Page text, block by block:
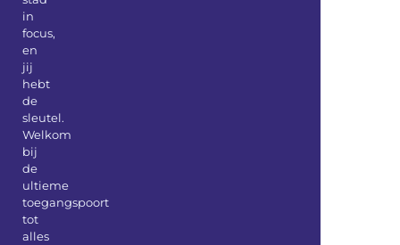
in
focus,
en
jij
hebt
de
sleutel.
Welkom
bij
de
ultieme
toegangspoort
tot
alles